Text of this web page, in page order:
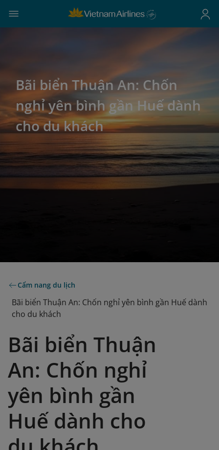
Bãi biển Thuận An: Chốn
nghỉ yên bình gần Huế dành
cho du khách
Cẩm nang du lịch
Bãi biển Thuận An: Chốn nghỉ yên bình gần Huế dành
cho du khách
Bãi biển Thuận
An: Chốn nghỉ
yên bình gần
Huế dành cho